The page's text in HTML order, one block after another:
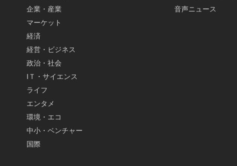
企業・産業
マーケット
経済
経営・ビジネス
政治・社会
IＴ・サイエンス
ライフ
エンタメ
環境・エコ
中小・ベンチャー
国際
音声ニュース